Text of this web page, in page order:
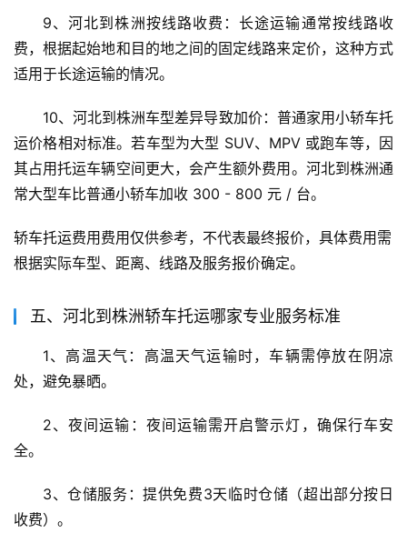
9、河北到株洲按线路收费：长途运输通常按线路收
费，根据起始地和目的地之间的固定线路来定价，这种方式
适用于长途运输的情况。
10、河北到株洲车型差异导致加价：普通家用小轿车托
运价格相对标准。若车型为大型 SUV、MPV 或跑车等，因
其占用托运车辆空间更大，会产生额外费用。河北到株洲通
常大型车比普通小轿车加收 300 - 800 元 / 台。
轿车托运费用费用仅供参考，不代表最终报价，具体费用需
根据实际车型、距离、线路及服务报价确定。
五、河北到株洲轿车托运哪家专业服务标准
1、高温天气：高温天气运输时，车辆需停放在阴凉
处，避免暴晒。
2、夜间运输：夜间运输需开启警示灯，确保行车安
全。
3、仓储服务：提供免费3天临时仓储（超出部分按日
收费）。